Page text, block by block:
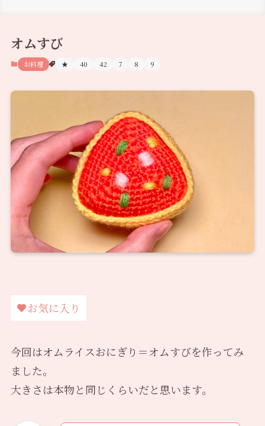
オムすび
お料理 ★ 40 42 7 8 9
お気に入り
今回はオムライスおにぎり＝オムすびを作ってみ
ました。
大きさは本物と同じくらいだと思います。